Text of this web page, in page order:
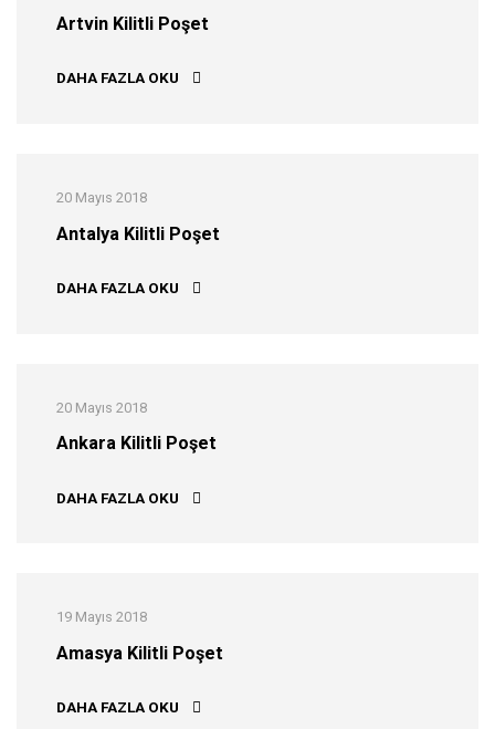
Artvin Kilitli Poşet
DAHA FAZLA OKU ARTVIN KILITLI POŞET
20 Mayıs 2018
Antalya Kilitli Poşet
DAHA FAZLA OKU ANTALYA KILITLI POŞET
20 Mayıs 2018
Ankara Kilitli Poşet
DAHA FAZLA OKU ANKARA KILITLI POŞET
19 Mayıs 2018
Amasya Kilitli Poşet
DAHA FAZLA OKU AMASYA KILITLI POŞET